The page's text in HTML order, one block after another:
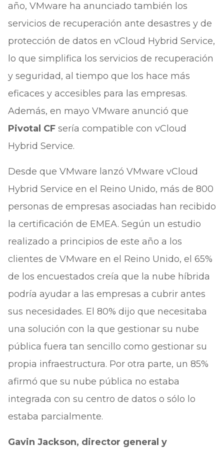
año, VMware ha anunciado también los
servicios de recuperación ante desastres y de
protección de datos en vCloud Hybrid Service,
lo que simplifica los servicios de recuperación
y seguridad, al tiempo que los hace más
eficaces y accesibles para las empresas.
Además, en mayo VMware anunció que
Pivotal CFsería compatible con vCloud
Hybrid Service.
Desde que VMware lanzó VMware vCloud
Hybrid Service en el Reino Unido, más de 800
personas de empresas asociadas han recibido
la certificación de EMEA. Según un estudio
realizado a principios de este año a los
clientes de VMware en el Reino Unido, el 65%
de los encuestados creía que la nube híbrida
podría ayudar a las empresas a cubrir antes
sus necesidades. El 80% dijo que necesitaba
una solución con la que gestionar su nube
pública fuera tan sencillo como gestionar su
propia infraestructura. Por otra parte, un 85%
afirmó que su nube pública no estaba
integrada con su centro de datos o sólo lo
estaba parcialmente.
Gavin Jackson, director general y